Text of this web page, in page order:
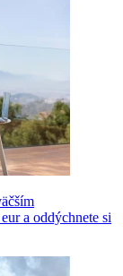
a oddýchnete si